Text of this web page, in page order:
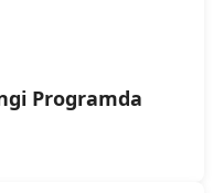
Programda